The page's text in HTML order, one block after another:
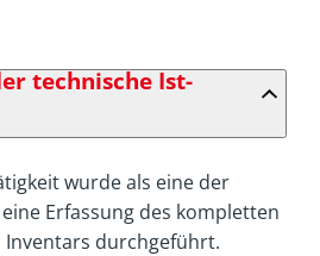
technische Ist-
wurde als eine der
Erfassung des kompletten
durchgeführt.